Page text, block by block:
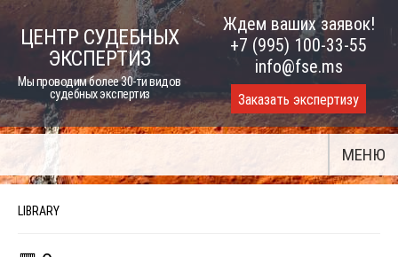
Skip
ЦЕНТР СУДЕБНЫХ
ЭКСПЕРТИЗ
Мы проводим более 30-ти видов
судебных экспертиз
Ждем ваших заявок!
+7 (995) 100-33-55
info@fse.ms
Заказать экспертизу
МЕНЮ
LIBRARY